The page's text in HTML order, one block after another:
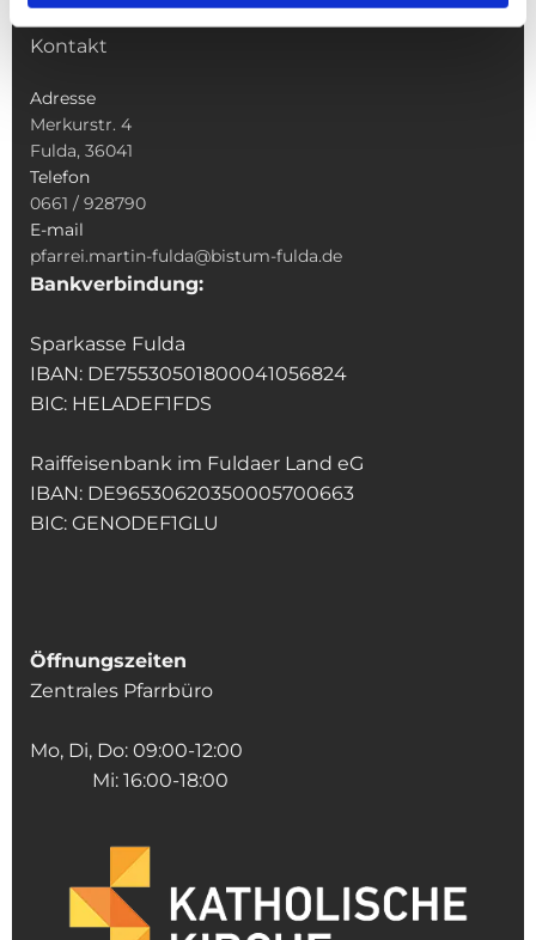
Kontakt
Adresse
Merkurstr. 4
Fulda, 36041
Telefon
0661 / 928790
E-mail
pfarrei.martin-fulda@bistum-fulda.de
Bankverbindung:
Sparkasse Fulda
IBAN: DE75530501800041056824
BIC: HELADEF1FDS
Raiffeisenbank im Fuldaer Land eG
IBAN: DE96530620350005700663
BIC: GENODEF1GLU
Öffnungszeiten
Zentrales Pfarrbüro
Mo, Di, Do: 09:00-12:00
Mi: 16:00-18:00